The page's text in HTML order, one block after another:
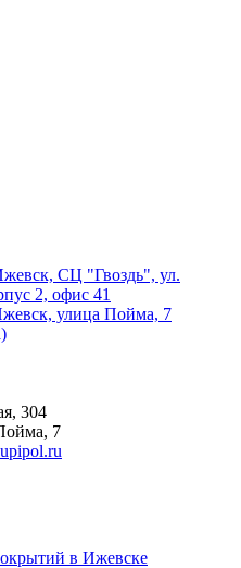
СЦ "Гвоздь", ул.
2, офис 41
улица Пойма, 7
304
7
в Ижевске